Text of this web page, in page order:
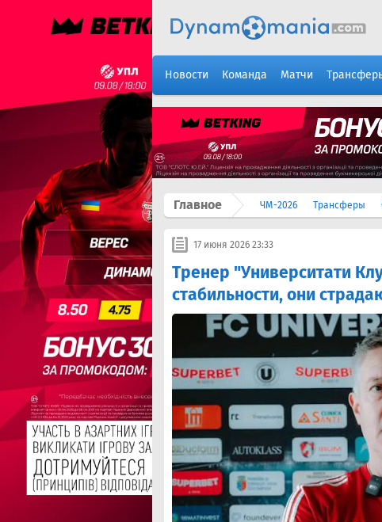
Новости Команда Матчи
Главное ЧМ-2026 Трансферы
17 июня 2026 23:33
Тренер "Университати
стабильности, они